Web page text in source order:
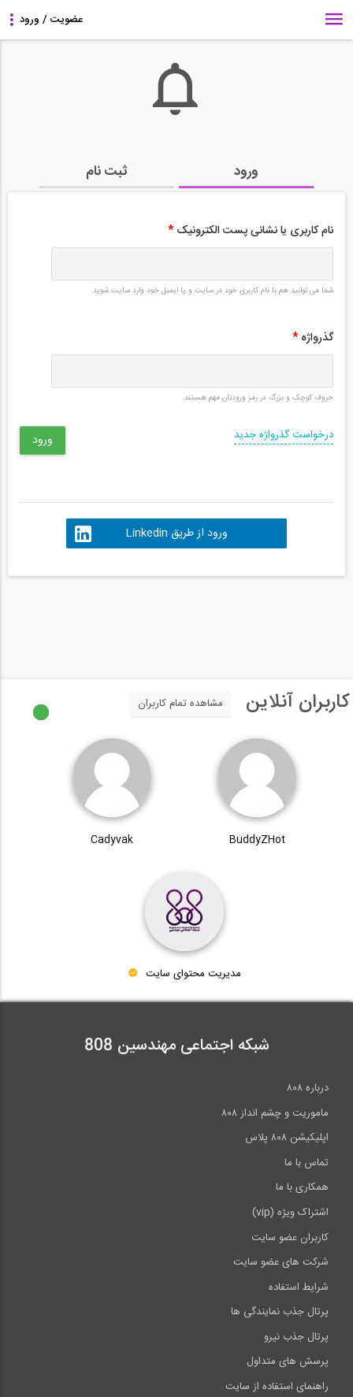
ورود ثبت نام
نام کاربری یا نشانی پست الکترونیک *
شما می توانید هم با نام کاربری خود در سایت و یا ایمیل خود وارد سایت شوید.
گذرواژه *
حروف کوچک و بزرگ در رمز ورودتان مهم هستند.
درخواست گذرواژه جدید
ورود از طریق Linkedin
کاربران آنلاین مشاهده تمام کاربران
BuddyZHot
Cadyvak
مدیریت محتوای سایت
شبکه اجتماعی مهندسین 808
درباره ۸۰۸
ماموریت و چشم انداز ۸۰۸
اپلیکیشن ۸۰۸ پلاس
تماس با ما
همکاری با ما
اشتراک ویژه (vip)
کاربران عضو سایت
شرکت های عضو سایت
شرایط استفاده
پرتال جذب نمایندگی ها
پرتال جذب نیرو
پرسش های متداول
راهنمای استفاده از سایت